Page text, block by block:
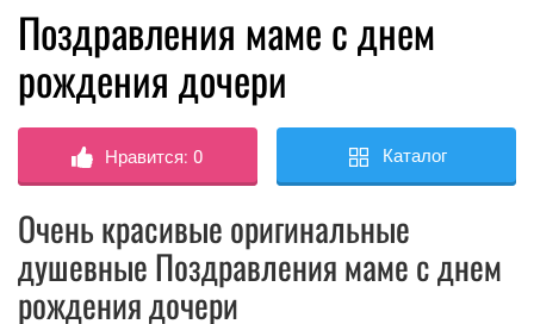
Поздравления маме с днем
рождения дочери
Нравится:0 Каталог
Очень красивые оригинальные
душевные Поздравления маме с днем
рождения дочери